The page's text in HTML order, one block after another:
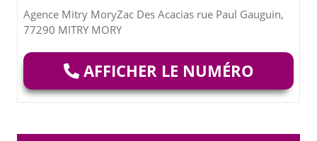
Agence Mitry MoryZac Des Acacias rue Paul Gauguin,
77290 MITRY MORY
AFFICHER LE NUMÉRO